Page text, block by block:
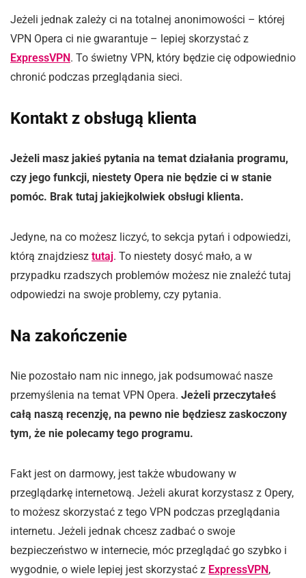
Jeżeli jednak zależy ci na totalnej anonimowości – której
VPN Opera ci nie gwarantuje – lepiej skorzystać z
ExpressVPN . To świetny VPN, który będzie cię odpowiednio
chronić podczas przeglądania sieci.
Kontakt z obsługą klienta
Jeżeli masz jakieś pytania na temat działania programu,
czy jego funkcji, niestety Opera nie będzie ci w stanie
pomóc. Brak tutaj jakiejkolwiek obsługi klienta.
Jedyne, na co możesz liczyć, to sekcja pytań i odpowiedzi,
którą znajdziesz tutaj. To niestety dosyć mało, a w
przypadku rzadszych problemów możesz nie znaleźć tutaj
odpowiedzi na swoje problemy, czy pytania.
Na zakończenie
Nie pozostało nam nic innego, jak podsumować nasze
przemyślenia na temat VPN Opera. Jeżeli przeczytałeś
całą naszą recenzję, na pewno nie będziesz zaskoczony
tym, że nie polecamy tego programu.
Fakt jest on darmowy, jest także wbudowany w
przeglądarkę internetową. Jeżeli akurat korzystasz z Opery,
to możesz skorzystać z tego VPN podczas przeglądania
internetu. Jeżeli jednak chcesz zadbać o swoje
bezpieczeństwo w internecie, móc przeglądać go szybko i
wygodnie, o wiele lepiej jest skorzystać z ExpressVPN ,